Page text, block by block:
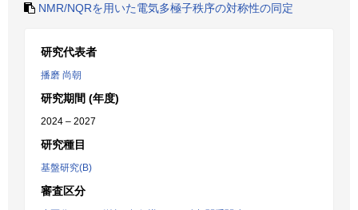
NMR/NQRを用いた電気多極子秩序の対称性の同定
研究代表者
播磨 尚朝
研究期間 (年度)
2024 – 2027
研究種目
基盤研究(B)
審査区分